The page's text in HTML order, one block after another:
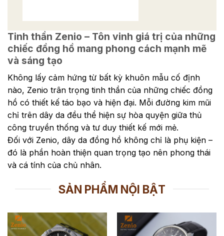
Tinh thần Zenio – Tôn vinh giá trị của những
chiếc đồng hồ mang phong cách mạnh mẽ
và sáng tạo
Không lấy cảm hứng từ bất kỳ khuôn mẫu cố định
nào, Zenio trân trọng tinh thần của những chiếc đồng
hồ có thiết kế táo bạo và hiện đại. Mỗi đường kim mũi
chỉ trên dây da đều thể hiện sự hòa quyện giữa thủ
công truyền thống và tư duy thiết kế mới mẻ.
Đối với Zenio, dây da đồng hồ không chỉ là phụ kiện –
đó là phần hoàn thiện quan trọng tạo nên phong thái
và cá tính của chủ nhân.
SẢN PHẨM NỘI BẬT